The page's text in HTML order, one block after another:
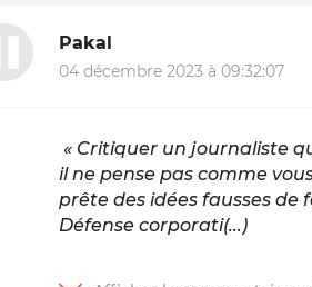
Pakal
04 décembre 2023 à 09:32:07
« Critiquer un journaliste
il ne pense pas comme
prête des idées fausses de
Défense corporati(...)